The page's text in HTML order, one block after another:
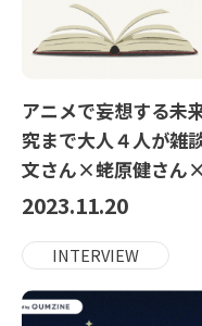
アニメで妄想する未
究まで大人４人が雑
文さん×蛯原健さ
2023.11.20
INTERVIEW